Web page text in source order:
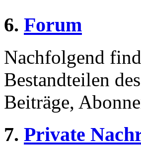
6. Forum
Nachfolgend
Bestandteilen
Beiträge,
7. Private